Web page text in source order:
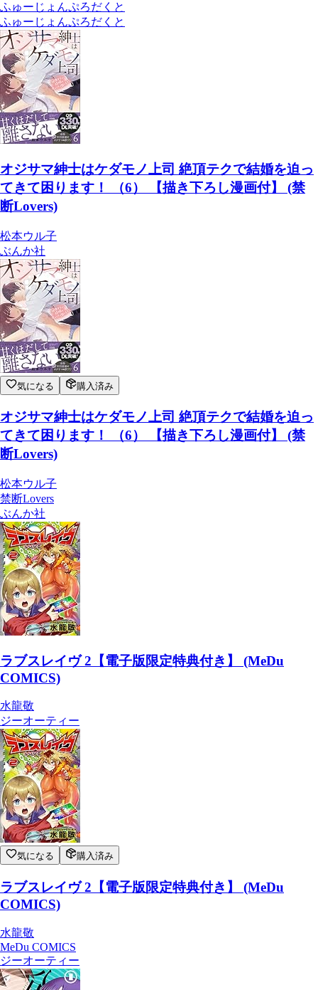
ふゅーじょんぷろだくと
ふゅーじょんぷろだくと
オジサマ紳士はケダモノ上司 絶頂テクで結婚を迫っ
てきて困ります！ （6） 【描き下ろし漫画付】 (禁
断Lovers)
松本ウル子
ぶんか社
気になる 購入済み
オジサマ紳士はケダモノ上司 絶頂テクで結婚を迫っ
てきて困ります！ （6） 【描き下ろし漫画付】 (禁
断Lovers)
松本ウル子
禁断Lovers
ぶんか社
ラブスレイヴ 2【電子版限定特典付き】 (MeDu
COMICS)
水龍敬
ジーオーティー
気になる 購入済み
ラブスレイヴ 2【電子版限定特典付き】 (MeDu
COMICS)
水龍敬
MeDu COMICS
ジーオーティー